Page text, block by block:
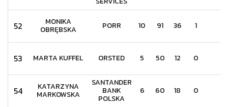
52 MONIKA
OBRĘBSKA PORR 10 91 36 1
53 MARTA KUFFEL ORSTED 5 50 12 0
54 KATARZYNA
MARKOWSKA
SANTANDER
BANK
POLSKA
6 60 18 0